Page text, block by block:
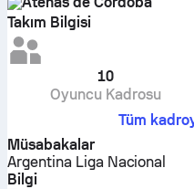
Takım Bilgisi
10
Oyuncu Kadrosu
Tüm
Müsabakalar
Argentina Liga Nacional
Bilgi